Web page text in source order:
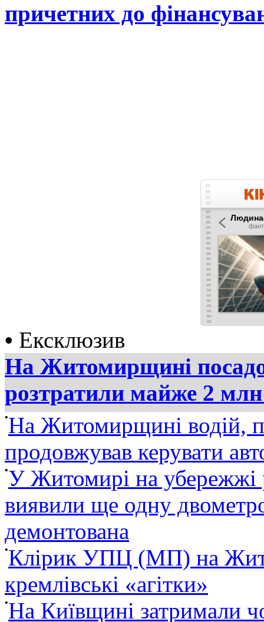
причетних до
• Ексклюзив
На Житомирщині
розтратили майже 2
•На Житомирщині водій,
продовжував керувати
•У Житомирі на убережжі
виявили ще одну
демонтована
•Клірик УПЦ (МП) на
кремлівські «агітки»
•На Київщині затримали